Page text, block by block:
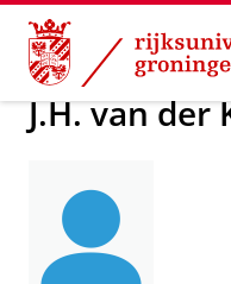
Skip
Content
Skip
Navigation
Over ons
J.H. van der